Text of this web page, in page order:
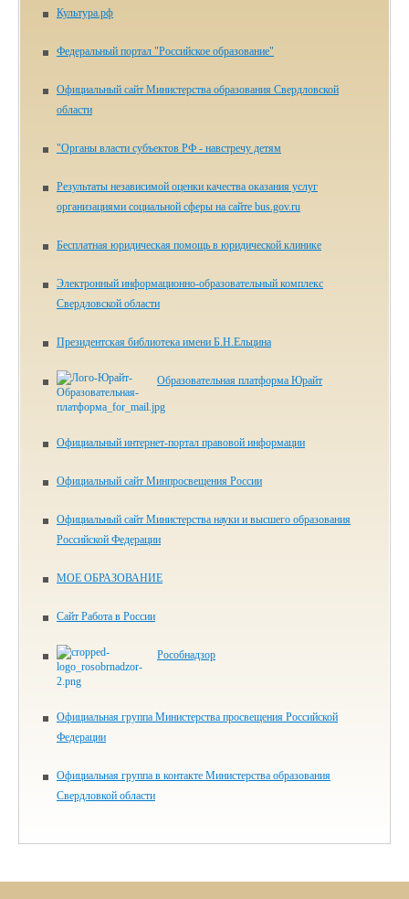
Культура.рф
Федеральный портал "Российское образование"
Официальный сайт Министерства образования Свердловской
области
"Органы власти субъектов РФ - навстречу детям
Результаты независимой оценки качества оказания услуг
организациями социальной сферы на сайте bus.gov.ru
Бесплатная юридическая помощь в юридической клинике
Электронный информационно-образовательный комплекс
Свердловской области
Президентская библиотека имени Б.Н.Ельцина
Образовательная платформа Юрайт
Официальный интернет-портал правовой информации
Официальный сайт Минпросвещения России
Официальный сайт Министерства науки и высшего образования
Российской Федерации
МОЕ ОБРАЗОВАНИЕ
Сайт Работа в России
Рособнадзор
Официальная группа Министерства просвещения Российской
Федерации
Официальная группа в контакте Министерства образования
Свердловкой области